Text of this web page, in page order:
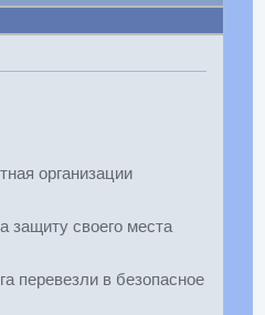
организации
защиту своего места
перевезли в безопасное